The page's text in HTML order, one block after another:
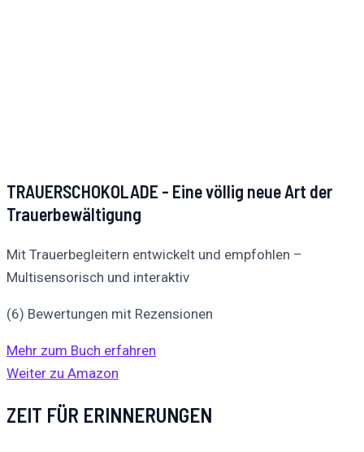
TRAUERSCHOKOLADE - Eine völlig neue Art der
Trauerbewältigung
Mit Trauerbegleitern entwickelt und empfohlen –
Multisensorisch und interaktiv
(6) Bewertungen mit Rezensionen
Mehr zum Buch erfahren
Weiter zu Amazon
ZEIT FÜR ERINNERUNGEN